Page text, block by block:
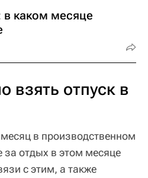
в каком месяце
взять отпуск в
в производственном
за отдых в этом месяце
с этим, а также